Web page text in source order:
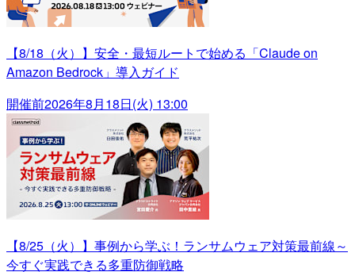
【8/18（火）】安全・最短ルートで始める「Claude on
Amazon Bedrock」導入ガイド
開催前2026年8月18日(火) 13:00
【8/25（火）】事例から学ぶ！ランサムウェア対策最前線～
今すぐ実践できる多重防御戦略